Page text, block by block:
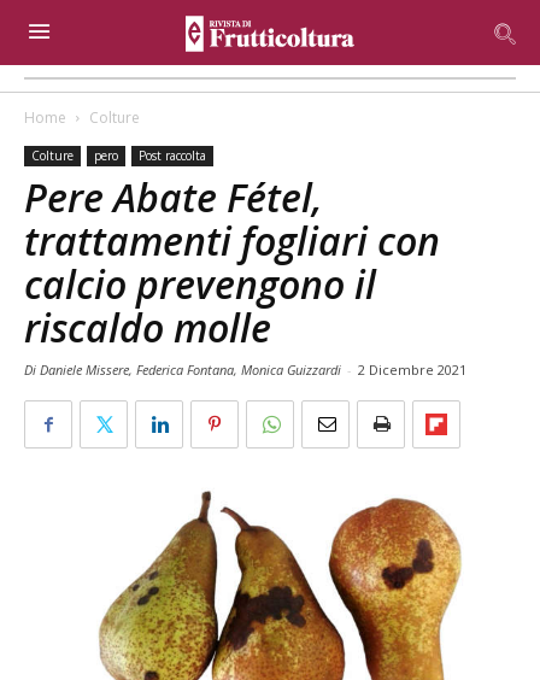
Home Colture
Colture pero Post raccolta
Pere Abate Fétel,
trattamenti fogliari con
calcio prevengono il
riscaldo molle
Di Daniele Missere, Federica Fontana, Monica Guizzardi - 2 Dicembre 2021